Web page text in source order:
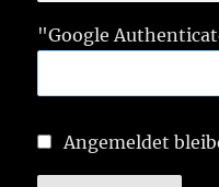
"Google
Angemeldet